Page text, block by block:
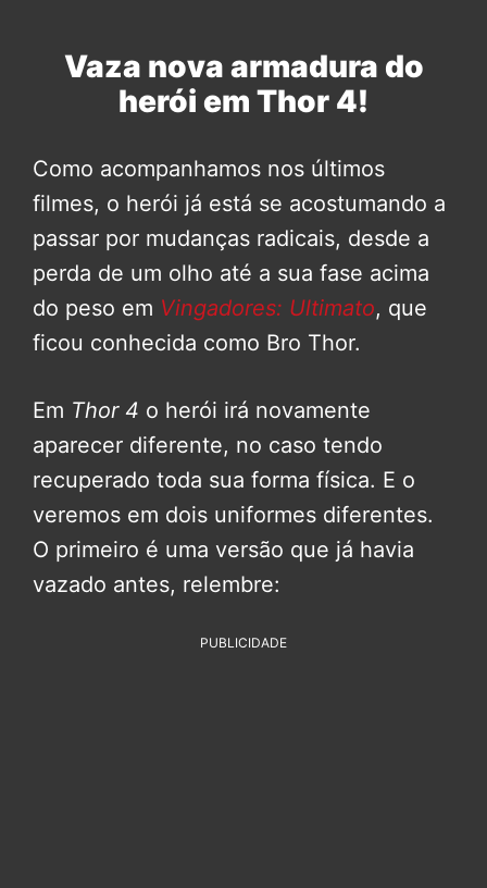
Vaza nova armadura do
herói em Thor 4!
Como acompanhamos nos últimos
filmes, o herói já está se acostumando a
passar por mudanças radicais, desde a
perda de um olho até a sua fase acima
do peso em Vingadores: Ultimato, que
ficou conhecida como Bro Thor.
Em Thor 4 o herói irá novamente
aparecer diferente, no caso tendo
recuperado toda sua forma física. E o
veremos em dois uniformes diferentes.
O primeiro é uma versão que já havia
vazado antes, relembre:
PUBLICIDADE